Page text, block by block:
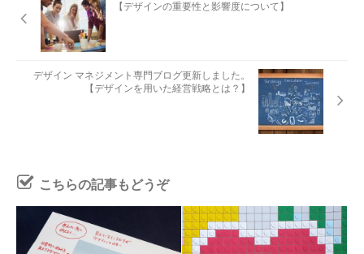
【デザインの重要性と影響度について】
デザイン マネジメント専門ブログ更新しました。
【デザインを用いた経営戦略とは？】
こちらの記事もどうぞ